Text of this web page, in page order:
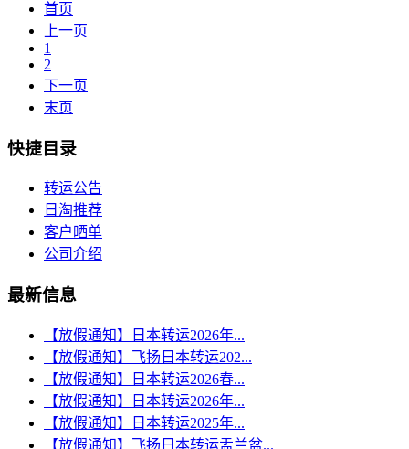
首页
上一页
1
2
下一页
末页
快捷目录
转运公告
日淘推荐
客户晒单
公司介绍
最新信息
【放假通知】日本转运2026年...
【放假通知】飞扬日本转运202...
【放假通知】日本转运2026春...
【放假通知】日本转运2026年...
【放假通知】日本转运2025年...
【放假通知】飞扬日本转运盂兰盆...